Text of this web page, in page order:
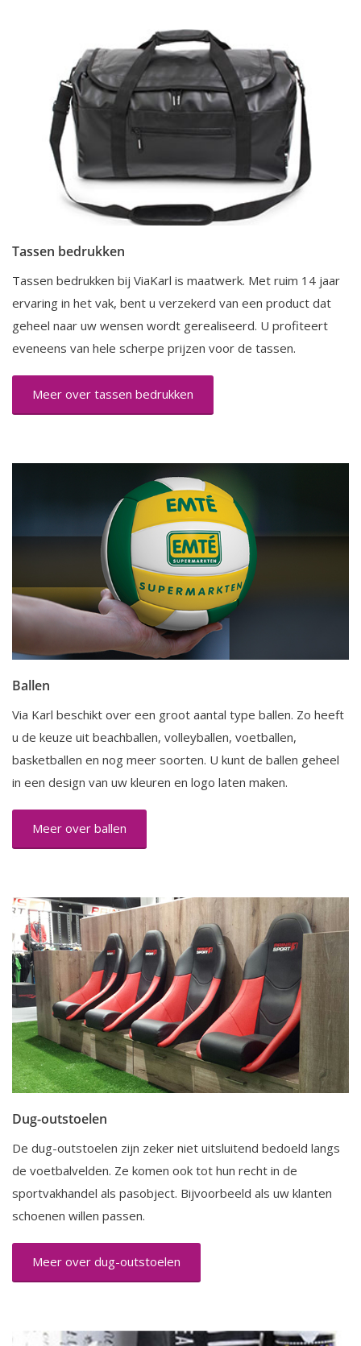
Tassen bedrukken
Tassen bedrukken bij ViaKarl is maatwerk. Met ruim 14 jaar
ervaring in het vak, bent u verzekerd van een product dat
geheel naar uw wensen wordt gerealiseerd. U profiteert
eveneens van hele scherpe prijzen voor de tassen.
Meer over tassen bedrukken
Ballen
Via Karl beschikt over een groot aantal type ballen. Zo heeft
u de keuze uit beachballen, volleyballen, voetballen,
basketballen en nog meer soorten. U kunt de ballen geheel
in een design van uw kleuren en logo laten maken.
Meer over ballen
Dug-outstoelen
De dug-outstoelen zijn zeker niet uitsluitend bedoeld langs
de voetbalvelden. Ze komen ook tot hun recht in de
sportvakhandel als pasobject. Bijvoorbeeld als uw klanten
schoenen willen passen.
Meer over dug-outstoelen